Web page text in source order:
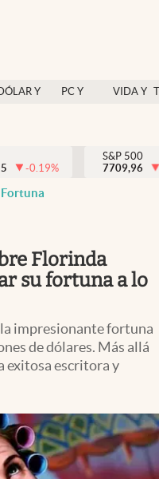
Y
PC Y
VIDA Y
México
-0.19%
S&P 500
7709,96
Fortuna
Florinda
su fortuna a lo
impresionante fortuna
de dólares. Más allá
exitosa escritora y